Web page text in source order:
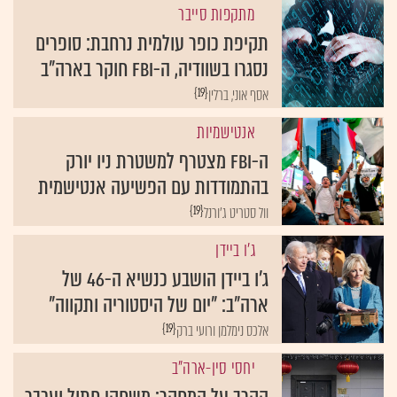
מתקפות סייבר
תקיפת כופר עולמית נרחבת: סופרים
נסגרו בשוודיה, ה-FBI חוקר בארה"ב
{19}אסף אוני, ברלין
אנטישמיות
ה-FBI מצטרף למשטרת ניו יורק
בהתמודדות עם הפשיעה אנטישמית
{19}וול סטריט ג'ורנל
ג'ו ביידן
ג'ו ביידן הושבע כנשיא ה-46 של
ארה"ב: "יום של היסטוריה ותקווה"
{19}אלכס נימלמן ורועי ברק
יחסי סין-ארה"ב